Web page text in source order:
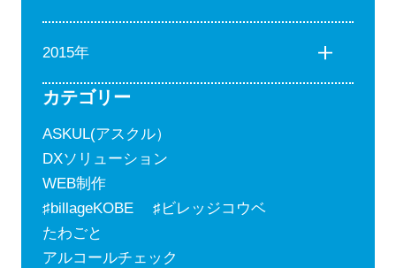
2015年
カテゴリー
ASKUL(アスクル）
DXソリューション
WEB制作
♯billageKOBE ♯ビレッジコウベ
たわごと
アルコールチェック